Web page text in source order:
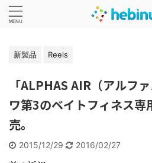
新製品 Reels
「ALPHAS AIR（アルフ
ワ第3のベイトフィネス
売。
2015/12/29 2016/02/27